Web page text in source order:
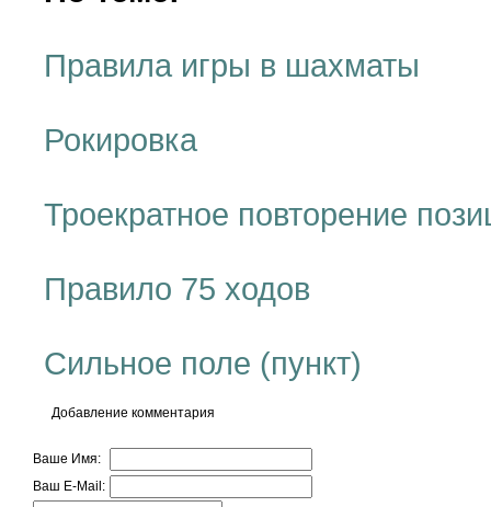
Правила игры в шахматы
Рокировка
Троекратное повторение
Правило 75 ходов
Сильное поле (пункт)
Добавление комментария
Ваше Имя:
Ваш E-Mail: